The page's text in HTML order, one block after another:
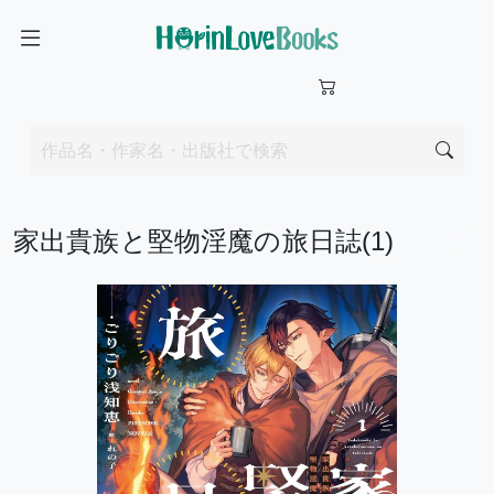
家出貴族と堅物淫魔の旅日誌(1)